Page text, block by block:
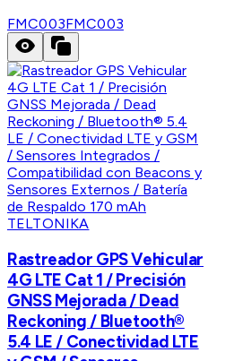
FMC003FMC003
TELTONIKA
Rastreador GPS Vehicular
4G LTE Cat 1 / Precisión
GNSS Mejorada / Dead
Reckoning / Bluetooth®
5.4 LE / Conectividad LTE